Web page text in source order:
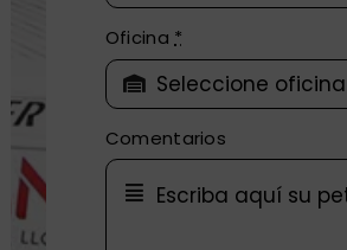
Oficina *
Comentarios